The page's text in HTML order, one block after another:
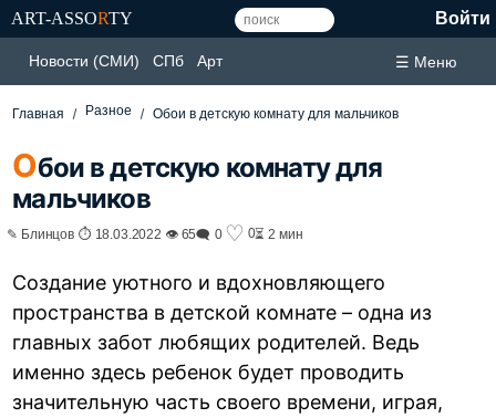
ART-ASSORTY Войти
Новости (СМИ) СПб Арт ☰ Меню
Главная Разное Обои в детскую комнату для мальчиков
Обои в детскую комнату для
мальчиков
✎ Блинцов ⏱ 18.03.2022 👁 65🗨 0 ♡ 0⏳ 2 мин
Создание уютного и вдохновляющего
пространства в детской комнате – одна из
главных забот любящих родителей. Ведь
именно здесь ребенок будет проводить
значительную часть своего времени, играя,